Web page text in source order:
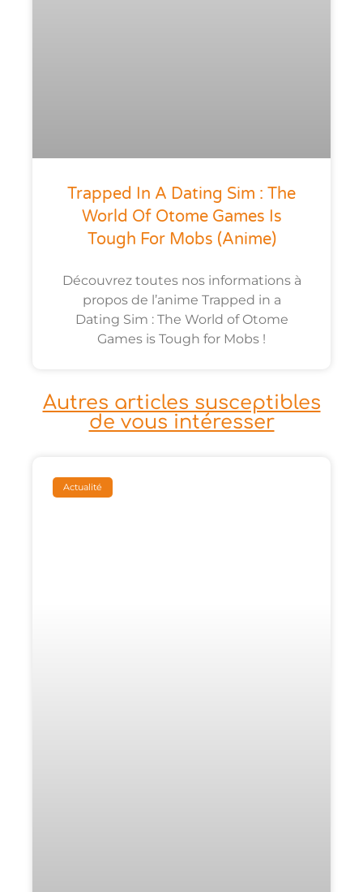
Trapped In A Dating Sim : The
World Of Otome Games Is
Tough For Mobs (anime)
Découvrez toutes nos informations à
propos de l’anime Trapped in a
Dating Sim : The World of Otome
Games is Tough for Mobs !
Autres articles susceptibles
de vous intéresser
Actualité